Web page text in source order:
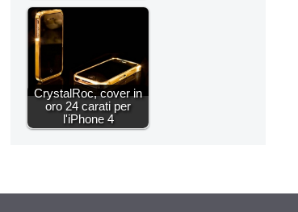
CrystalRoc, cover in
oro 24 carati per
l'iPhone 4